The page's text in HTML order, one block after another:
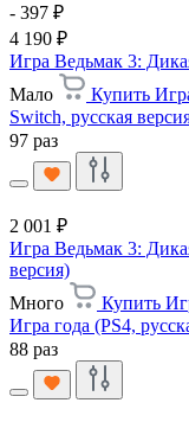
- 397 ₽
4 190 ₽
Игра Ведьмак 3:
Мало
Купить
Switch, русская
97 раз
2 001 ₽
Игра Ведьмак 3:
версия)
Много
Купить
Игра года (PS4,
88 раз